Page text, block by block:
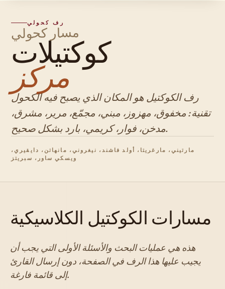
رف كحولي
مسار كحولي
كوكتيلات
مركز
رف الكوكتيل هو المكان الذي يصبح فيه الكحول
تقنية: مخفوق، مهزوز، مبني، مجمّع، مرير، مشرق،
مدخن، فوار، كريمي، بارد بشكل صحيح.
مارتيني، مارغريتا، أولد فاشند، نيغروني، مانهاتن، دايقيري،
ويسكي ساور، سبريتز
مسارات الكوكتيل الكلاسيكية
هذه هي عمليات البحث والأسئلة الأولى التي يجب أن
يجيب عليها هذا الرف في الصفحة، دون إرسال القارئ
إلى قائمة فارغة.